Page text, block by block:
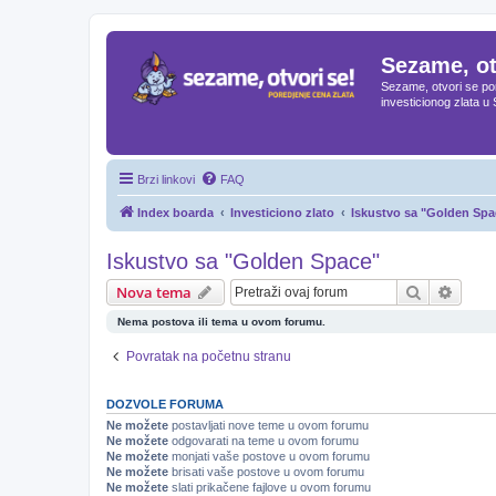
Sezame,
Sezame, otvori se
investicionog zlata u
Brzi linkovi FAQ
Index boarda Investiciono zlato Iskustvo sa "Golden
Iskustvo sa "Golden Space"
Nova tema Pretraga
Nema postova ili tema u ovom forumu.
Povratak na početnu stranu
DOZVOLE FORUMA
Ne možete postavljati nove teme u ovom forumu
Ne možete odgovarati na teme u ovom forumu
Ne možete monjati vaše postove u ovom forumu
Ne možete brisati vaše postove u ovom forumu
Ne možete slati prikačene fajlove u ovom forumu